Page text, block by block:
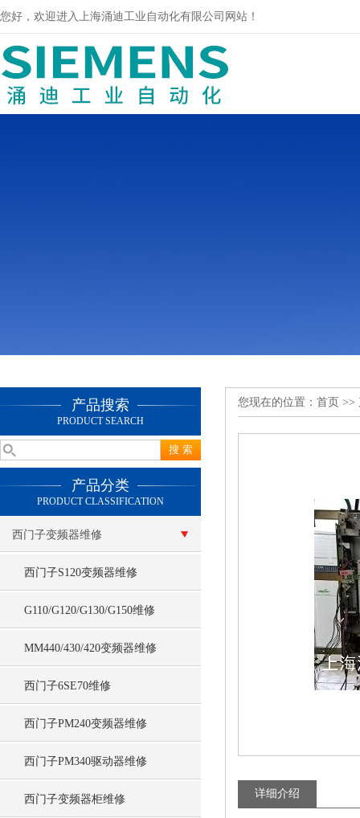
您好，欢迎进入上海涌迪工业自动化有限公司网站！
产品搜索
PRODUCT SEARCH
产品分类
PRODUCT CLASSIFICATION
西门子变频器维修
西门子S120变频器维修
G110/G120/G130/G150维修
MM440/430/420变频器维修
西门子6SE70维修
西门子PM240变频器维修
西门子PM340驱动器维修
西门子变频器柜维修
您现在的位置： 首页 >>
详细介绍